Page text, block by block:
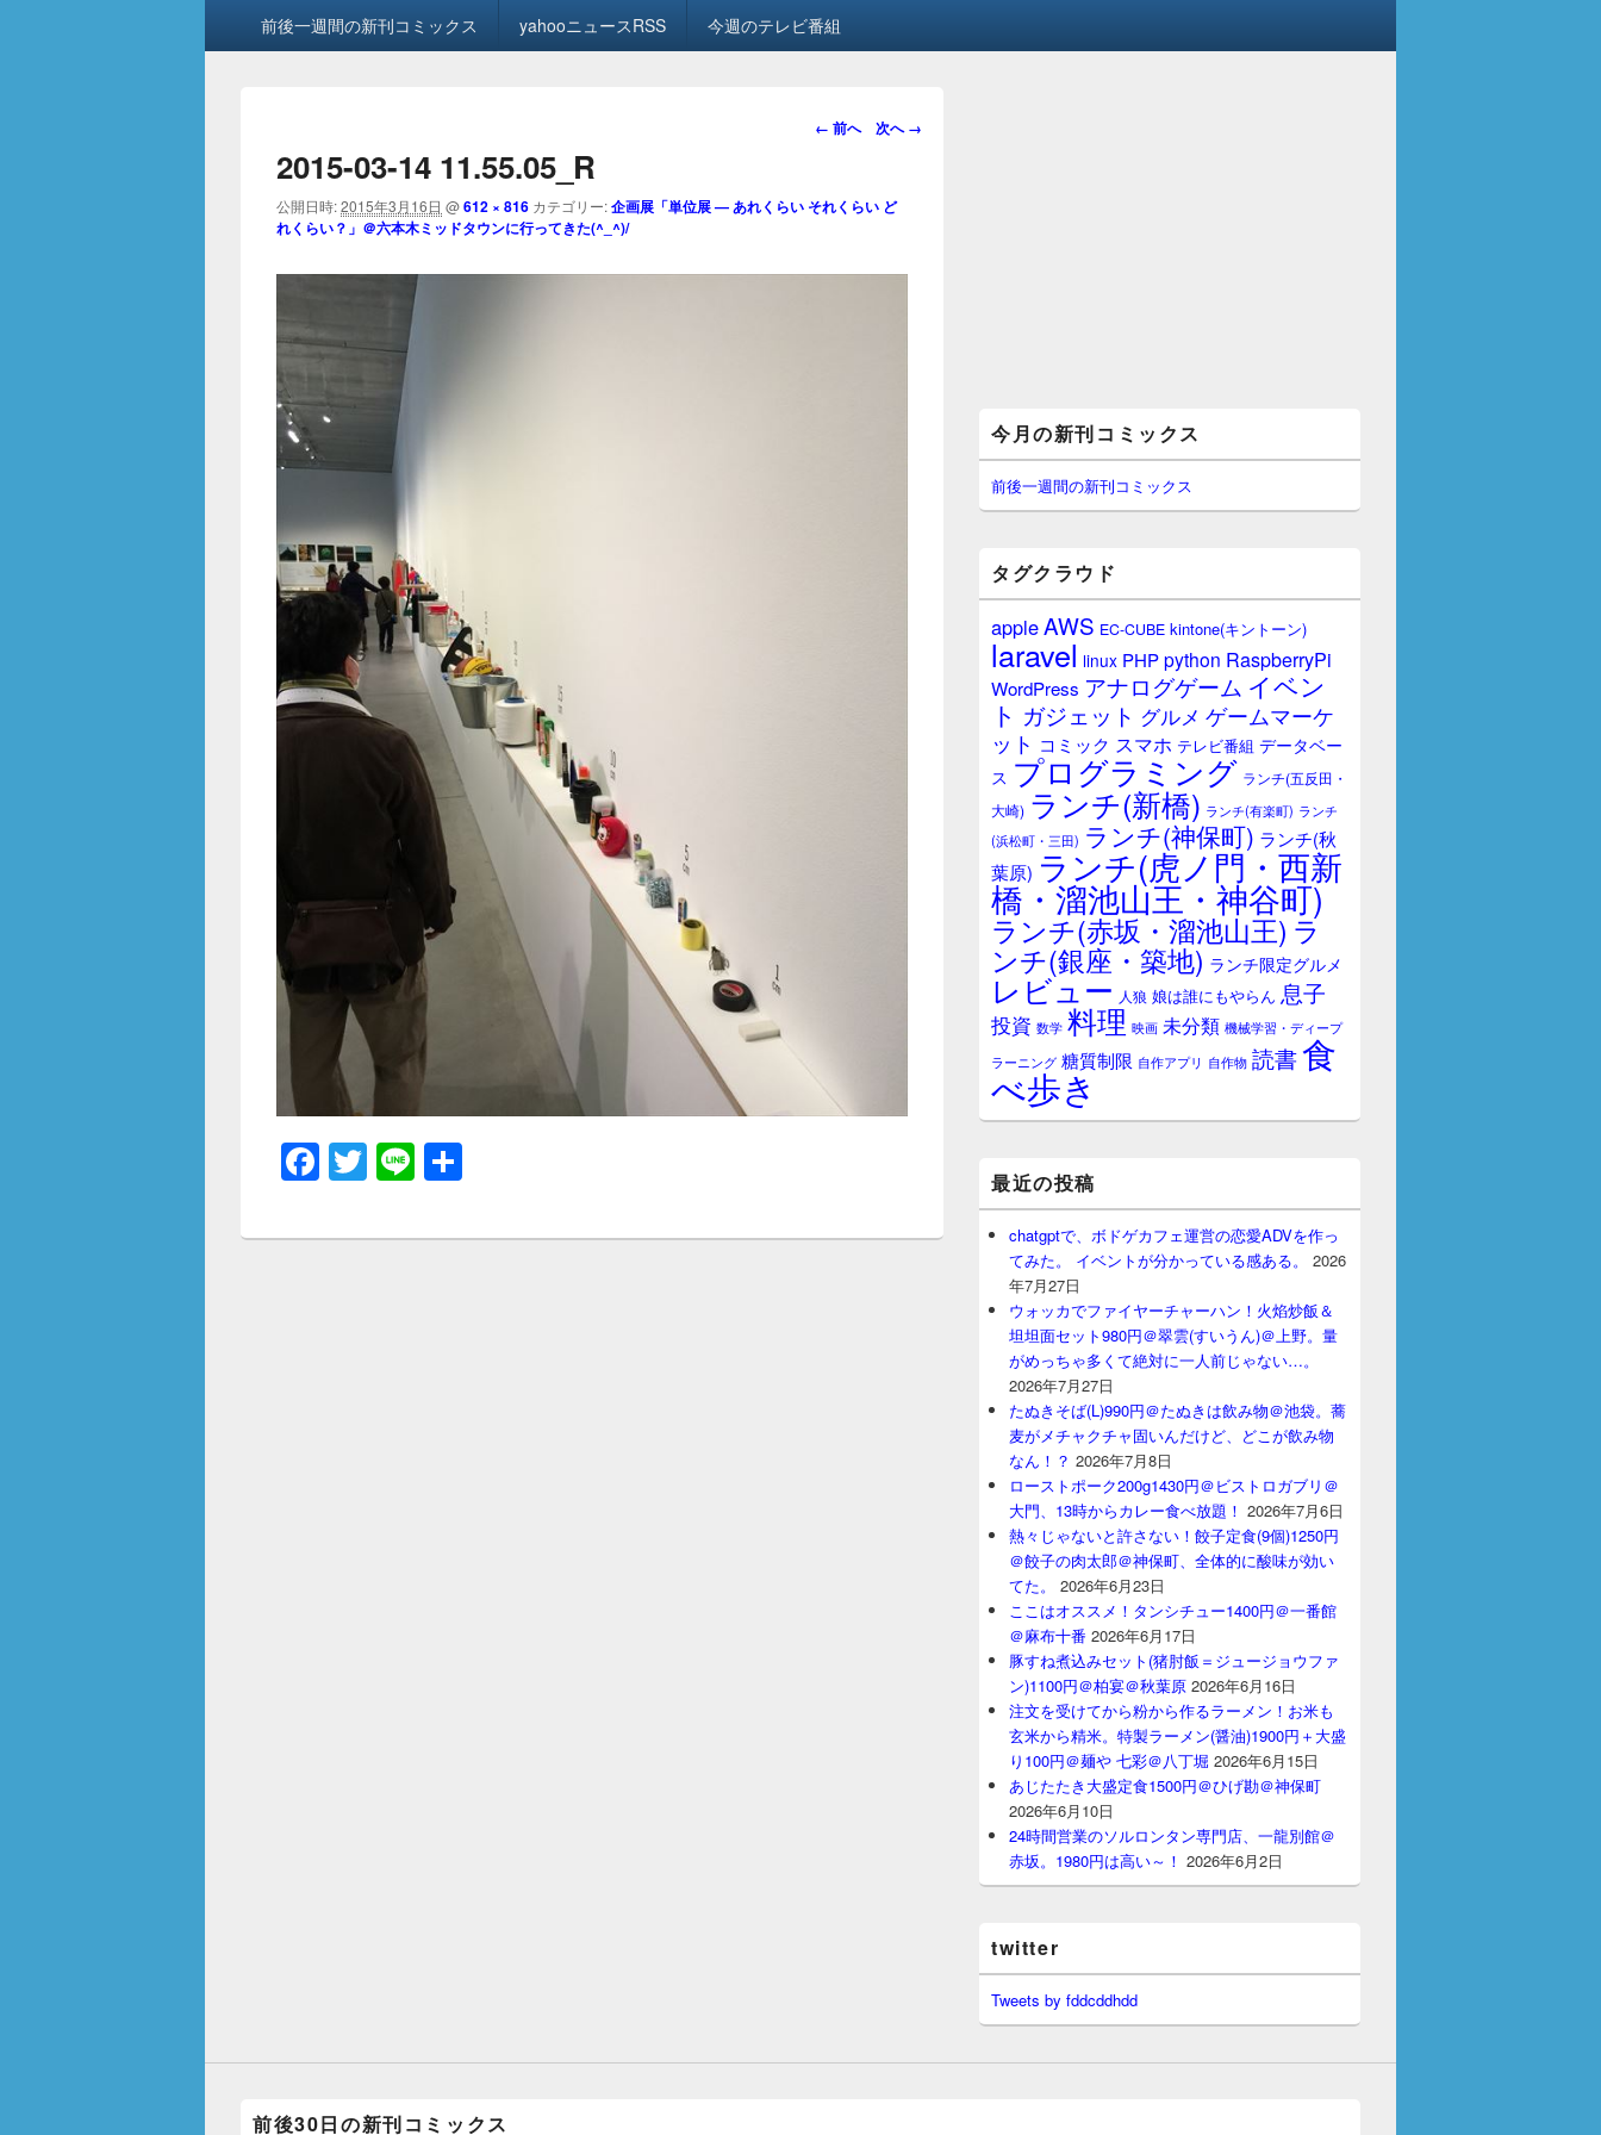
前後一週間の新刊コミックス yahooニュースRSS 今週のテレビ番組
画
ビ
シ
← 前へ 次へ →
2015-03-14 11.55.05_R
公開日時:2015年3月16日 @612 × 816 カテゴリー:企画展「単位展 — あれくらい それくらい ど
れくらい？」＠六本木ミッドタウンに行ってきた(^_^)/
F
c
T
tt
Li
e
イ
ン
サ
イ
ー
ジ
ッ
ト
今月の新刊コミックス
前後一週間の新刊コミックス
タグクラウド
appleAWS EC-CUBE kintone(キントーン)
laravel linux PHPpython RaspberryPi
WordPress アナログゲーム イベン
ト ガジェット グルメ ゲームマーケ
ット コミック スマホ テレビ番組 データベー
ス プログラミング ランチ(五反田・
大崎) ランチ(新橋) ランチ(有楽町) ランチ
(浜松町・三田) ランチ(神保町) ランチ(秋
葉原) ランチ(虎ノ門・西新
橋・溜池山王・神谷町)
ランチ(赤坂・溜池山王) ラ
ンチ(銀座・築地) ランチ限定グルメ
レビュー 人狼 娘は誰にもやらん 息子
投資 数学 料理 映画 未分類 機械学習・ディープ
ラーニング 糖質制限 自作アプリ 自作物 読書食
べ歩き
最近の投稿
chatgptで、ボドゲカフェ運営の恋愛ADVを作っ
てみた。 イベントが分かっている感ある。
2026
年7月27日
ウォッカでファイヤーチャーハン！火焰炒飯＆
坦坦面セット980円＠翠雲(すいうん)＠上野。量
がめっちゃ多くて絶対に一人前じゃない…。
2026年7月27日
たぬきそば(L)990円＠たぬきは飲み物＠池袋。蕎
麦がメチャクチャ固いんだけど、どこが飲み物
なん！？ 2026年7月8日
ローストポーク200g1430円＠ビストロガブリ＠
大門、13時からカレー食べ放題！ 2026年7月6日
熱々じゃないと許さない！餃子定食(9個)1250円
＠餃子の肉太郎＠神保町、全体的に酸味が効い
てた。
2026年6月23日
ここはオススメ！タンシチュー1400円＠一番館
＠麻布十番 2026年6月17日
豚すね煮込みセット(猪肘飯＝ジュージョウファ
ン)1100円＠柏宴＠秋葉原 2026年6月16日
注文を受けてから粉から作るラーメン！お米も
玄米から精米。特製ラーメン(醤油)1900円＋大盛
り100円＠麺や 七彩＠八丁堀 2026年6月15日
あじたたき大盛定食1500円＠ひげ勘＠神保町
2026年6月10日
24時間営業のソルロンタン専門店、一龍別館＠
赤坂。1980円は高い～！ 2026年6月2日
twitter
Tweets by fddcddhdd
前後30日の新刊コミックス